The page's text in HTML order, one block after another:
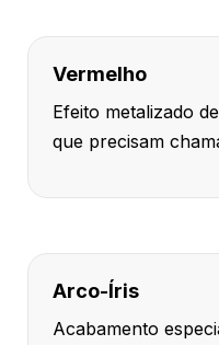
Vermelho
Efeito metalizado
que precisam
Arco-Íris
Acabamento